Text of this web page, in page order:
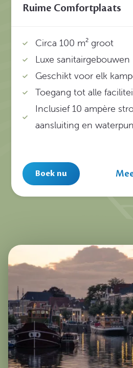
Ruime Comfortplaats
Circa 100 m² groot
Luxe sanitairgebouwen
Geschikt voor elk
Toegang tot alle
Inclusief 10 ampère
aansluiting en
Boek nu